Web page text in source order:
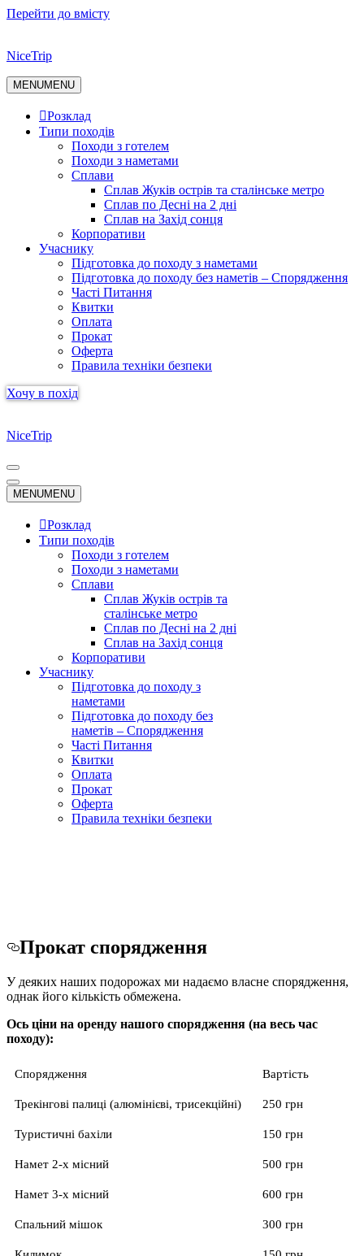
Перейти до вмісту
NiceTrip
MENUMENU
Розклад
Типи походів
Походи з готелем
Походи з наметами
Сплави
Сплав Жуків острів та сталінське метро
Сплав по Десні на 2 дні
Сплав на Захід сонця
Корпоративи
Учаснику
Підготовка до походу з наметами
Підготовка до походу без наметів – Спорядження
Часті Питання
Квитки
Оплата
Прокат
Оферта
Правила техніки безпеки
Хочу в похід
NiceTrip
Меню
навігації
Меню
навігації
MENUMENU
Розклад
Типи походів
Походи з готелем
Походи з наметами
Сплави
Сплав Жуків острів та
сталінське метро
Сплав по Десні на 2 дні
Сплав на Захід сонця
Корпоративи
Учаснику
Підготовка до походу з
наметами
Підготовка до походу без
наметів – Спорядження
Часті Питання
Квитки
Оплата
Прокат
Оферта
Правила техніки безпеки
Прокат спорядження
У деяких наших подорожах ми надаємо власне спорядження,
однак його кількість обмежена.
Ось ціни на оренду нашого спорядження (на весь час
походу):
Спорядження Вартість
Трекінгові палиці (алюмінієві, трисекційні) 250 грн
Туристичні бахіли 150 грн
Намет 2-х місний 500 грн
Намет 3-х місний 600 грн
Спальний мішок 300 грн